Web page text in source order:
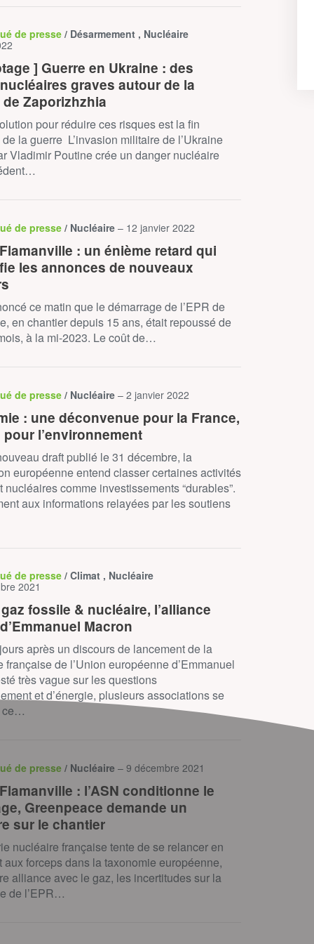
de presse / Désarmement , Nucléaire
] Guerre en Ukraine : des
graves autour de la
Zaporizhzhia
pour réduire ces risques est la fin
la guerre L’invasion militaire de l’Ukraine
Vladimir Poutine crée un danger nucléaire
de presse / Nucléaire – 12 janvier 2022
: un énième retard qui
les annonces de nouveaux
ce matin que le démarrage de l’EPR de
en chantier depuis 15 ans, était repoussé de
à la mi-2023. Le coût de…
de presse / Nucléaire – 2 janvier 2022
: une déconvenue pour la France,
l’environnement
draft publié le 31 décembre, la
européenne entend classer certaines activités
nucléaires comme investissements “durables”.
aux informations relayées par les soutiens
de presse / Climat , Nucléaire
2021
fossile & nucléaire, l’alliance
Macron
après un discours de lancement de la
française de l’Union européenne d’Emmanuel
très vague sur les questions
et d’énergie, plusieurs associations se
ce…
de presse / Nucléaire – 9 décembre 2021
: l’ASN conditionne le
Greenpeace demande un
sur le chantier
nucléaire française tente de se relancer en
aux forceps dans la taxonomie européenne,
alliance avec le gaz, les incertitudes sur la
de l’EPR…